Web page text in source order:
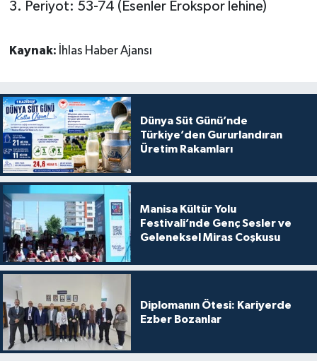
3. Periyot: 53-74 (Esenler Erokspor lehine)
Kaynak: İhlas Haber Ajansı
Dünya Süt Günü’nde
Türkiye’den Gururlandıran
Üretim Rakamları
Manisa Kültür Yolu
Festivali’nde Genç Sesler ve
Geleneksel Miras Coşkusu
Diplomanın Ötesi: Kariyerde
Ezber Bozanlar